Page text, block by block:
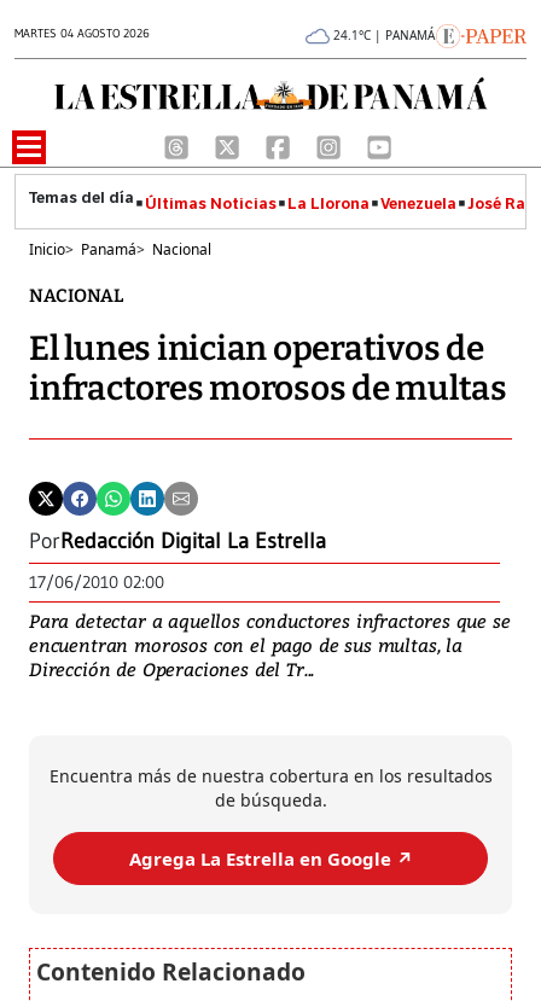
MARTES 04 AGOSTO 2026 24.1°C | PANAMÁ
Últimas Noticias La Llorona Venezuela José
Inicio> Panamá> Nacional
NACIONAL
El lunes inician operativos de
infractores morosos de multas
PorRedacción Digital La Estrella
17/06/2010 02:00
Para detectar a aquellos conductores infractores que se
encuentran morosos con el pago de sus multas, la
Dirección de Operaciones del Tr...
Encuentra más de nuestra cobertura en los resultados
de búsqueda.
Agrega La Estrella en Google ↗️